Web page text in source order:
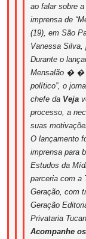
ao falar sobre
imprensa de
(19), em São
Vanessa Silva,
Durante o
Mensalão � �
político”, o
chefe da Veja
processo, a
suas
O lançamento
imprensa para
Estudos da
parceria com a
Geração, com
Geração
Privataria
Acompanhe